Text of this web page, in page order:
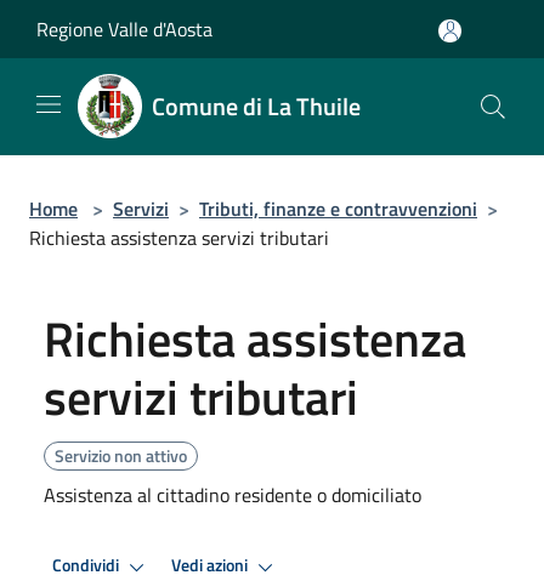
Regione Valle d'Aosta
Comune di La Thuile
Home > Servizi > Tributi, finanze e contravvenzioni >
Richiesta assistenza servizi tributari
Richiesta assistenza
servizi tributari
Servizio non attivo
Assistenza al cittadino residente o domiciliato
Condividi Vedi azioni